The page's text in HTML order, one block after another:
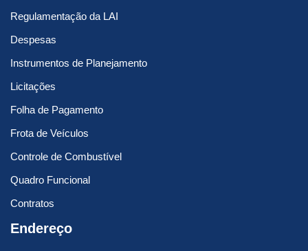
Regulamentação da LAI
Despesas
Instrumentos de Planejamento
Licitações
Folha de Pagamento
Frota de Veículos
Controle de Combustível
Quadro Funcional
Contratos
Endereço